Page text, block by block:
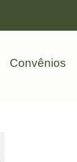
Convênios